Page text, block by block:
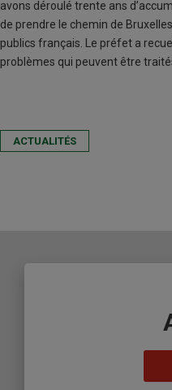
avons déroulé trente ans
de prendre le chemin de
publics français. Le préfet a
problèmes qui peuvent être
ACTUALITÉS